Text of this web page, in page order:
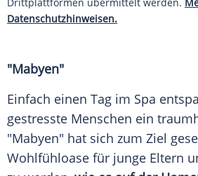
Drittplattformen übermittelt werden.
Datenschutzhinweisen.
"Mabyen"
Einfach einen Tag im Spa
gestresste Menschen ein
"Mabyen" hat sich zum Ziel
Wohlfühloase für junge Eltern